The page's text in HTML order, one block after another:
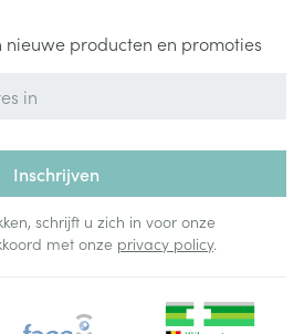
producten en promoties
Inschrijven
schrijft u zich in voor onze
met onze privacy policy.